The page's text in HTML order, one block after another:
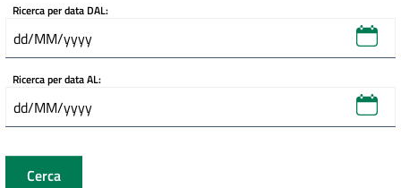
Ricerca per data DAL:
Ricerca per data AL:
Cerca